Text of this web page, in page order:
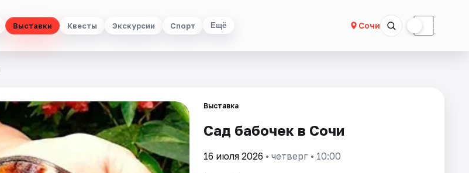
Выставки Квесты Экскурсии Спорт Ещё Сочи ☾
Выставка
Сад бабочек в Сочи
16 июля 2026 • четверг • 10:00